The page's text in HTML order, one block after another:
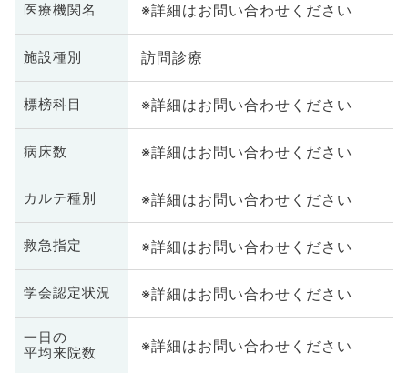
医療機関名 ※詳細はお問い合わせください
施設種別 訪問診療
標榜科目 ※詳細はお問い合わせください
病床数 ※詳細はお問い合わせください
カルテ種別 ※詳細はお問い合わせください
救急指定 ※詳細はお問い合わせください
学会認定状況 ※詳細はお問い合わせください
一日の
平均来院数
※詳細はお問い合わせください